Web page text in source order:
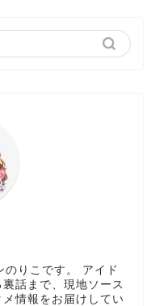
のりこです。 アイド
話まで、現地ソース
情報をお届けしてい